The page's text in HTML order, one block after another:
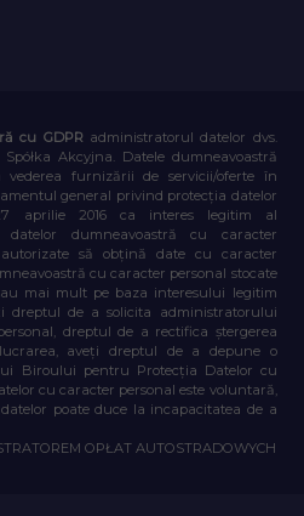
cu GDPR administratorul datelor dvs.
Akcyjna. Datele dumneavoastră
furnizării de servicii/oferte în
general privind protecția datelor
aprilie 2016 ca interes legitim al
datelor dumneavoastră cu caracter
să obțină date cu caracter
cu caracter personal stocate
mai mult pe baza interesului legitim
dreptul de a solicita administratorului
dreptul de a rectifica ștergerea
aveți dreptul de a depune o
Biroului pentru Protecția Datelor cu
cu caracter personal este voluntară,
poate duce la incapacitatea de a
OPŁAT AUTOSTRADOWYCH